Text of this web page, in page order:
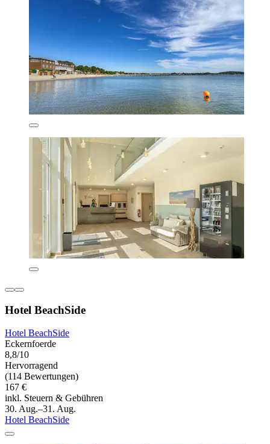
Hotel BeachSide
Hotel BeachSide
Eckernfoerde
8,8/10
Hervorragend
(114 Bewertungen)
167 €
inkl. Steuern & Gebühren
30. Aug.–31. Aug.
Hotel BeachSide